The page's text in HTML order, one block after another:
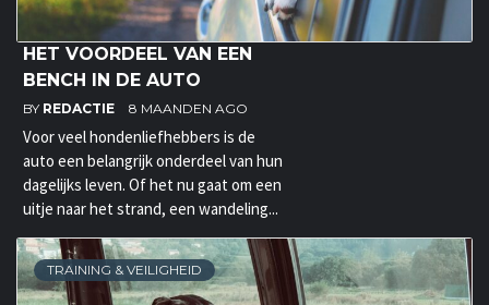
HET VOORDEEL VAN EEN
BENCH IN DE AUTO
BY REDACTIE 8 MAANDEN AGO
Voor veel hondenliefhebbers is de
auto een belangrijk onderdeel van hun
dagelijks leven. Of het nu gaat om een
uitje naar het strand, een wandeling...
TRAINING & VEILIGHEID